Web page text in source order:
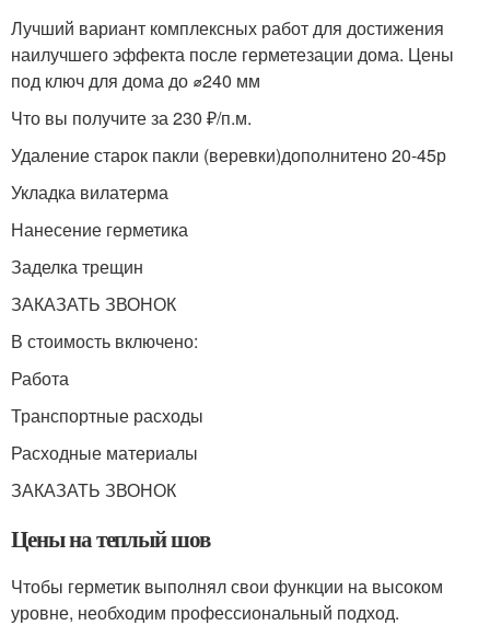
Лучший вариант комплексных работ для достижения
наилучшего эффекта после герметезации дома. Цены
под ключ для дома до ⌀240 мм
Что вы получите за 230 ₽/п.м.
Удаление старок пакли (веревки)дополнитено 20-45р
Укладка вилатерма
Нанесение герметика
Заделка трещин
ЗАКАЗАТЬ ЗВОНОК
В стоимость включено:
Работа
Транспортные расходы
Расходные материалы
ЗАКАЗАТЬ ЗВОНОК
Цены на теплый шов
Чтобы герметик выполнял свои функции на высоком
уровне, необходим профессиональный подход.